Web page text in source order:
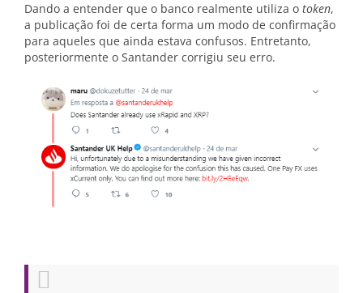
Dando a entender que o banco realmente utiliza o token,
a publicação foi de certa forma um modo de confirmação
para aqueles que ainda estava confusos. Entretanto,
posteriormente o Santander corrigiu seu erro.